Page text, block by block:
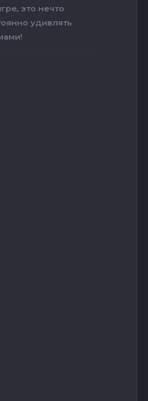
это нечто
удивлять